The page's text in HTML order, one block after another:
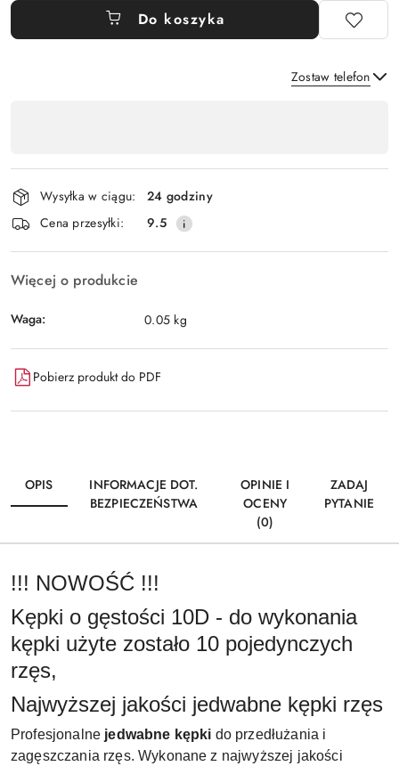
Do koszyka
Zostaw telefon
płatność
i
dostawa
Wysyłka w ciągu:
24 godziny
Cena przesyłki:
9.5
Więcej o produkcie
Waga: 0.05 kg
Pobierz produkt do PDF
OPIS
INFORMACJE DOT.
BEZPIECZEŃSTWA
OPINIE I
OCENY
(0)
ZADAJ
PYTANIE
!!! NOWOŚĆ !!!
Kępki o gęstości 10D - do wykonania
kępki użyte zostało 10 pojedynczych
rzęs,
Najwyższej jakości jedwabne kępki rzęs
Profesjonalne jedwabne kępki do przedłużania i
zagęszczania rzęs. Wykonane z najwyższej jakości